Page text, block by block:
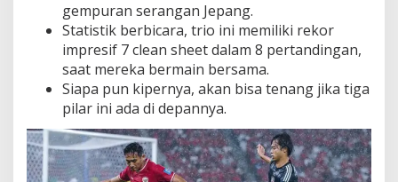
gempuran serangan Jepang.
Statistik berbicara, trio ini memiliki rekor
impresif 7 clean sheet dalam 8 pertandingan,
saat mereka bermain bersama.
Siapa pun kipernya, akan bisa tenang jika tiga
pilar ini ada di depannya.